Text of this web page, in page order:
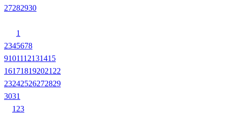
27282930
1
2345678
9101112131415
161718192021 22
23242526272829
3031
1 23